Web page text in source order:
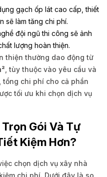
gạch ốp lát cao cấp, thiết
sẽ làm tăng chi phí.
đội ngũ thi công sẽ ảnh
lượng hoàn thiện.
thiện thường dao động từ
, tùy thuộc vào yêu cầu và
chi phí cho cả phần
tối ưu khi chọn dịch vụ
Gói Và Tự
Kiệm Hơn?
chọn dịch vụ xây nhà
chi phí. Dưới đây là so